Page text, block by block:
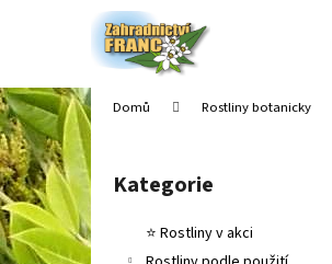
Domů Rostliny botanicky
P
o
s
t
r
Přeskočit
kategorie
Kategorie
⭐ Rostliny v akci
í
k
Zpět
do
obchodu
Zpět
do
obchodu